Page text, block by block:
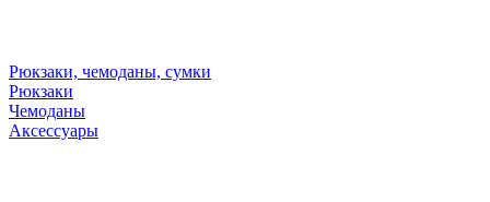
Рюкзаки, чемоданы, сумки
Рюкзаки
Чемоданы
Аксессуары